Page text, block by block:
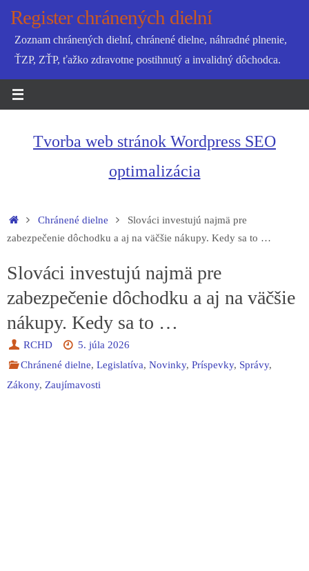
SkipRegister chránených dielní
Zoznam chránených dielní, chránené dielne, náhradné plnenie,
ŤZP, ZŤP, ťažko zdravotne postihnutý a invalidný dôchodca.
Tvorba web stránok Wordpress SEO
optimalizácia
HomeChránené dielne
Slováci investujú najmä pre
zabezpečenie dôchodku a aj na väčšie nákupy. Kedy sa to …
Slováci investujú najmä pre
zabezpečenie dôchodku a aj na väčšie
nákupy. Kedy sa to …
RCHD
5. júla 2026
Chránené dielne,Legislatíva,Novinky,Príspevky, Správy,
Zákony, Zaujímavosti